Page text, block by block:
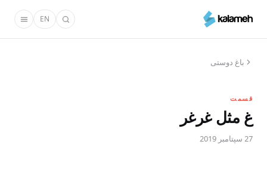
محتوای
EN
باغ دوستی
قسمت
غ مثل غرغر
27 سپتامبر 2019